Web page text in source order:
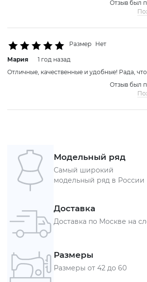
Отзыв был
Размер Нет
Мария
1 год назад
Отличные, качественные и удобные! Рада,
Отзыв был
Модельный ряд
Самый широкий
модельный ряд в России
Доставка
Доставка по Москве на
Размеры
Размеры от 42 до 60